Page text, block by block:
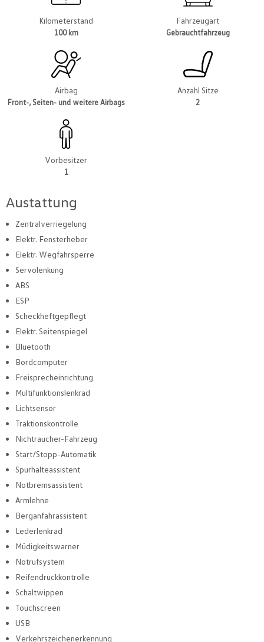
Kilometerstand
100 km
Fahrzeugart
Gebrauchtfahrzeug
Airbag
Front-, Seiten- und weitere Airbags
Anzahl Sitze
2
Vorbesitzer
1
Austattung
Zentralverriegelung
Elektr. Fensterheber
Elektr. Wegfahrsperre
Servolenkung
ABS
ESP
Scheckheftgepflegt
Elektr. Seitenspiegel
Bluetooth
Bordcomputer
Freisprecheinrichtung
Multifunktionslenkrad
Lichtsensor
Traktionskontrolle
Nichtraucher-Fahrzeug
Start/Stopp-Automatik
Spurhalteassistent
Notbremsassistent
Armlehne
Berganfahrassistent
Lederlenkrad
Müdigkeitswarner
Notrufsystem
Reifendruckkontrolle
Schaltwippen
Touchscreen
USB
Verkehrszeichenerkennung